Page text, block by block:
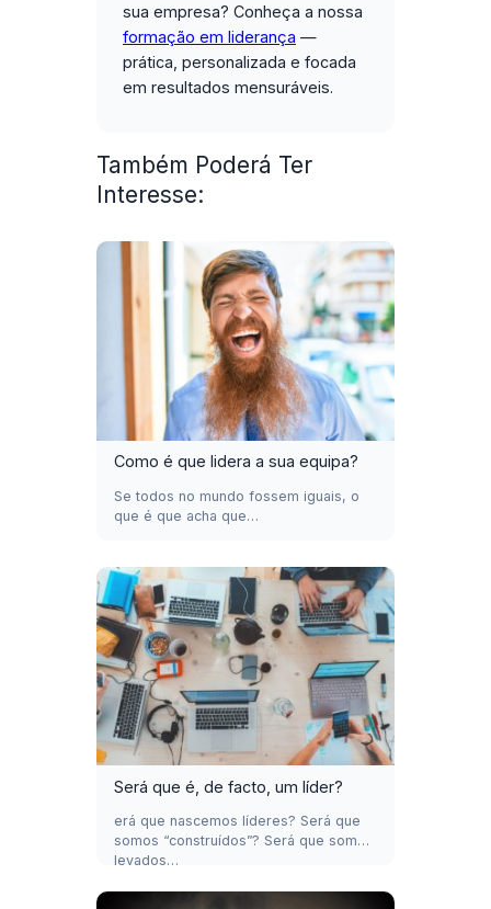
sua empresa? Conheça a nossa
formação em liderança —
prática, personalizada e focada
em resultados mensuráveis.
Também Poderá Ter
Interesse:
Como é que lidera a sua equipa?
Se todos no mundo fossem iguais, o
que é que acha que…
Será que é, de facto, um líder?
erá que nascemos líderes? Será que
somos “construídos”? Será que somos
levados…